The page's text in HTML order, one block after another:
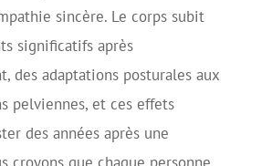
sincère. Le corps subit
significatifs après
des adaptations posturales aux
pelviennes, et ces effets
des années après une